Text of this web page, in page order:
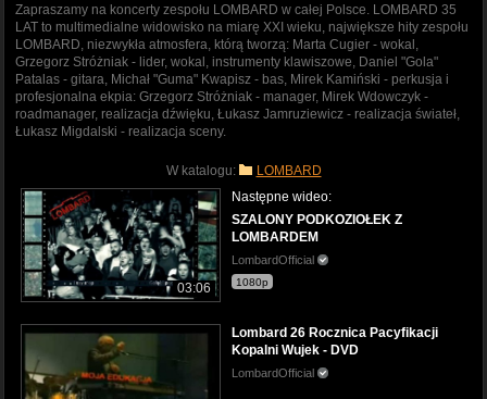
Zapraszamy na koncerty zespołu LOMBARD w całej Polsce. LOMBARD 35
LAT to multimedialne widowisko na miarę XXI wieku, największe hity zespołu
LOMBARD, niezwykła atmosfera, którą tworzą: Marta Cugier - wokal,
Grzegorz Stróżniak - lider, wokal, instrumenty klawiszowe, Daniel "Gola"
Patalas - gitara, Michał "Guma" Kwapisz - bas, Mirek Kamiński - perkusja i
profesjonalna ekpia: Grzegorz Stróżniak - manager, Mirek Wdowczyk -
roadmanager, realizacja dźwięku, Łukasz Jamruziewicz - realizacja świateł,
Łukasz Migdalski - realizacja sceny.
W katalogu: LOMBARD
03:06
Następne wideo:
SZALONY PODKOZIOŁEK Z
LOMBARDEM
LombardOfficial
1080p
Lombard 26 Rocznica Pacyfikacji
Kopalni Wujek - DVD
LombardOfficial